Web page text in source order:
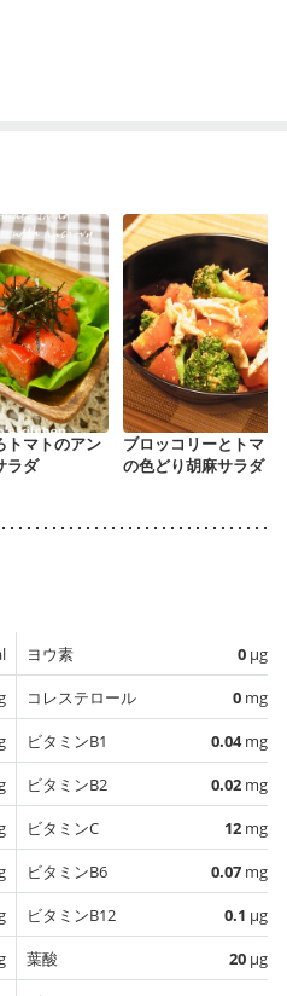
トマトのアン
ラダ
ブロッコリーとトマト
の色どり胡麻サラダ
ヨウ素 0 µg
コレステロール
0 mg
ビタミンB1
0.04mg
ビタミンB2
0.02 mg
ビタミンC
12 mg
ビタミンB6
0.07 mg
ビタミンB12
0.1 µg
葉酸
20 µg